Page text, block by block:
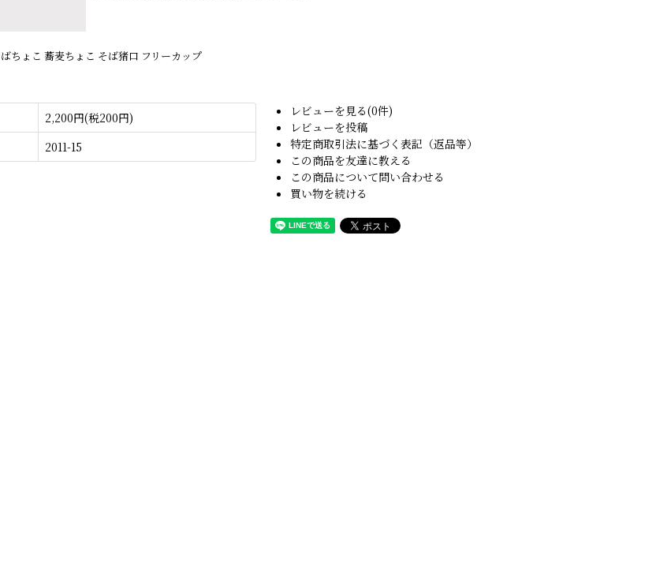
ちょこ 蕎麦ちょこ そば猪口 フリーカップ
2,200円(税200円)
2011-15
レビューを見る(0件)
レビューを投稿
特定商取引法に基づく表記（返品等）
この商品を友達に教える
この商品について問い合わせる
買い物を続ける